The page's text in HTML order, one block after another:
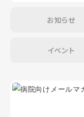
お知らせ
イベント